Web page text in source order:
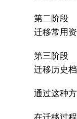
第二阶段
迁移常用
第三阶段
迁移历史
通过这种
在迁移过